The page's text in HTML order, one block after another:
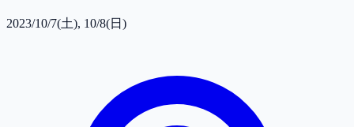
2023/10/7(土), 10/8(日)